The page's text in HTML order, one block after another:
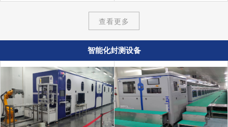
查看更多
智能化封测设备